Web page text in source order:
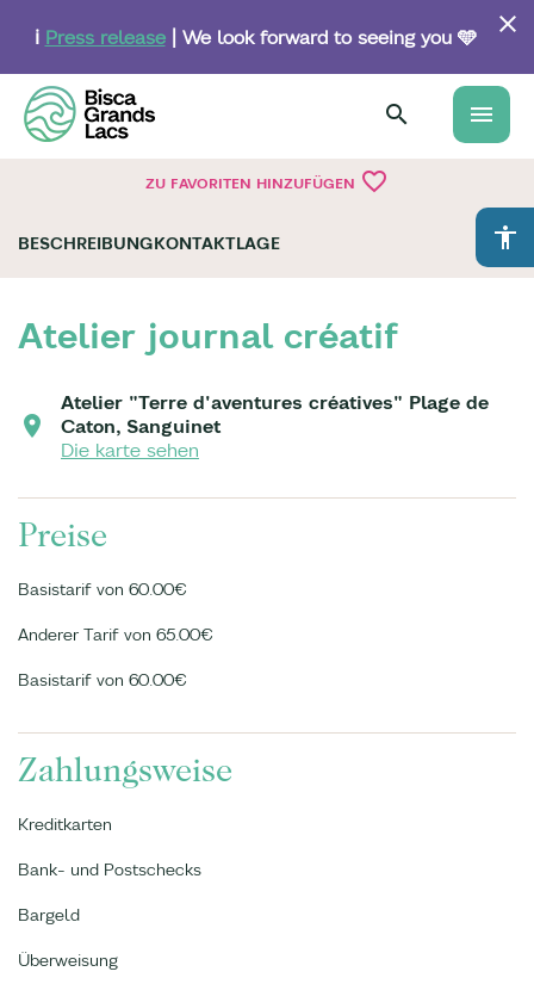
content
ℹ️ Press release| We look forward to seeing you 🩵
menu
ZU FAVORITEN HINZUFÜGEN favorite_border
accessibility
BESCHREIBUNGKONTAKTLAGE
Atelier journal créatif
Atelier "Terre d'aventures créatives" Plage de
Caton, Sanguinet
Die karte sehen
Preise
Basistarif von 60.00€
Anderer Tarif von 65.00€
Basistarif von 60.00€
Zahlungsweise
Kreditkarten
Bank- und Postschecks
Bargeld
Überweisung